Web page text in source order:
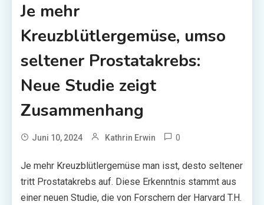
Je mehr
Kreuzblütlergemüse, umso
seltener Prostatakrebs:
Neue Studie zeigt
Zusammenhang
Juni 10, 2024 Kathrin Erwin 0
Je mehr Kreuzblütlergemüse man isst, desto seltener
tritt Prostatakrebs auf. Diese Erkenntnis stammt aus
einer neuen Studie, die von Forschern der Harvard T.H.